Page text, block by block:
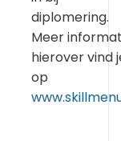
diplomering.
Meer
hierover vind
op